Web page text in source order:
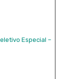
Especial –